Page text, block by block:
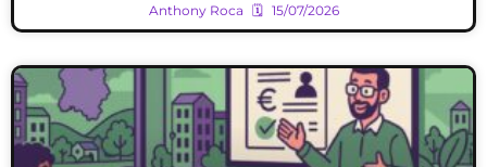
Anthony Roca 15/07/2026